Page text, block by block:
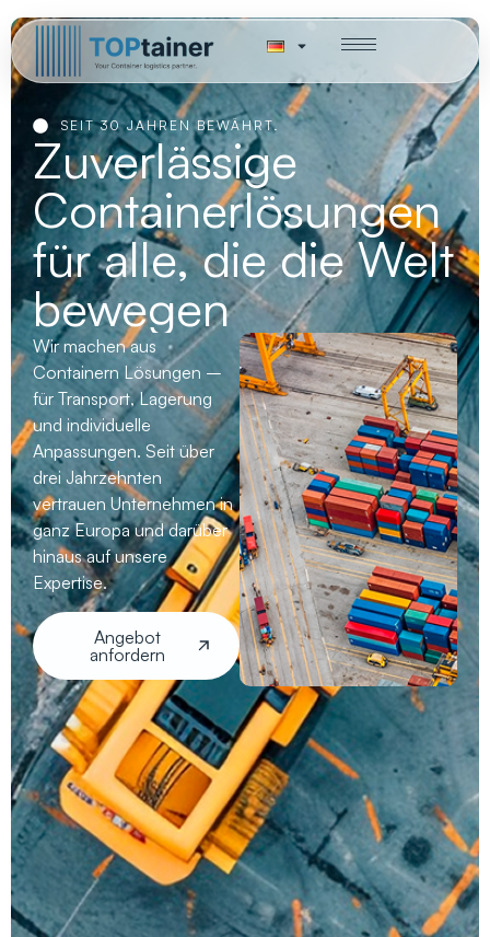
SEIT 30 JAHREN BEWÄHRT.
Zuverlässige
Containerlösungen
für alle, die die Welt
bewegen
Wir machen aus
Containern Lösungen –
für Transport, Lagerung
und individuelle
Anpassungen. Seit über
drei Jahrzehnten
vertrauen Unternehmen in
ganz Europa und darüber
hinaus auf unsere
Expertise.
Angebot
anfordern